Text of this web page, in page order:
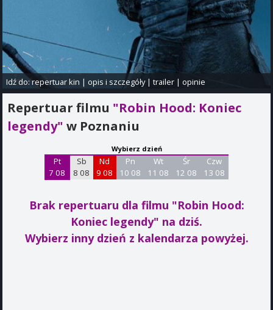
Idź do:repertuar kin |opis i szczegóły|trailer |opinie
Repertuar filmu "Robin Hood: Koniec
legendy" w Poznaniu
Wybierz dzień
Pt
7 08
Sb
8 08
Nd
9 08
Pn
10 08
Wt
11 08
Śr
12 08
Czw
13 08
Brak repertuaru dla filmu "Robin Hood:
Koniec legendy" na dziś.
Wybierz inny dzień z kalendarza powyżej.